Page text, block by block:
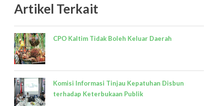
Artikel Terkait
CPO Kaltim Tidak Boleh Keluar Daerah
Komisi Informasi Tinjau Kepatuhan Disbun
terhadap Keterbukaan Publik